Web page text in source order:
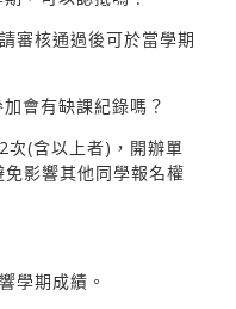
審核通過後可於當學期
會有缺課紀錄嗎？
次(含以上者)，開辦單
影響其他同學報名權
學期成績。